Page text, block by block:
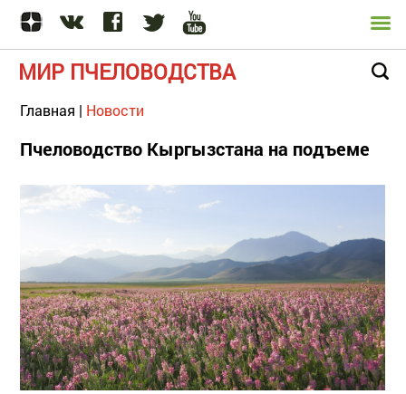
МИР ПЧЕЛОВОДСТВА
Главная | Новости
Пчеловодство Кыргызстана на подъеме